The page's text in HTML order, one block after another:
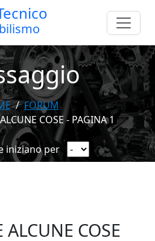
FORUM
COSE - PAGINA 1
iniziano per
COSE